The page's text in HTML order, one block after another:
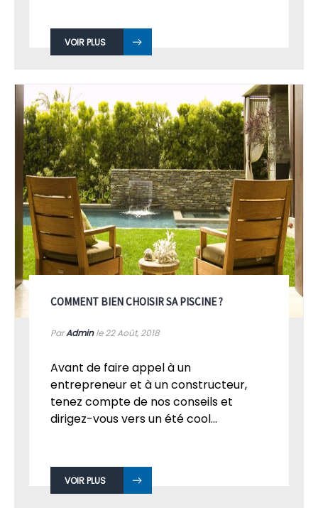
VOIR PLUS
COMMENT BIEN CHOISIR SA PISCINE ?
ParAdminle 22Août, 2018
Avant de faire appel à un
entrepreneur et à un constructeur,
tenez compte de nos conseils et
dirigez-vous vers un été cool...
VOIR PLUS